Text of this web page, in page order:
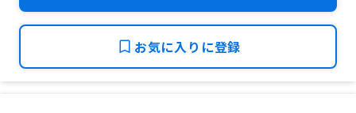
お気に入りに登録